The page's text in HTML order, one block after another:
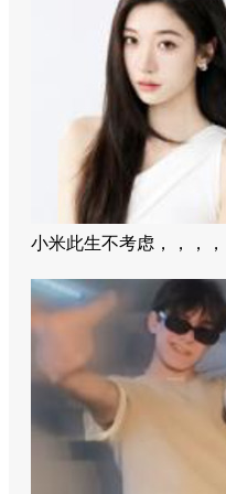
小米此生不考虑，，，，